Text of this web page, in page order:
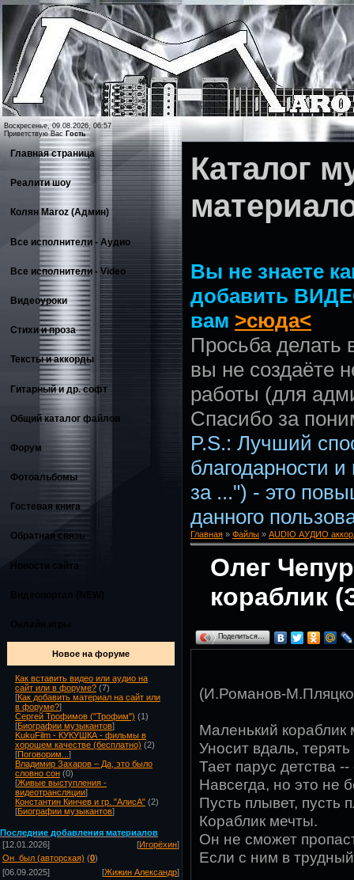
Воскресенье, 09.08.2026, 06:57
Приветствую Вас Гость
Главная страница
Реалити шоу
Колян Maroz (Админ)
Все исполнители - Аудио
Все исполнители - Video
Видеоуроки
Стихи и проза
Тексты и аккорды
Гитарный и др. софт
Общий каталог файлов
Форум
Фотоальбомы
Гостевая книга
Обратная связь
Новости сайта
Новое на форуме
Как вставить видео или аудио на
сайт или в форуме? (7)
[Как добавить материал на сайт или
в форуме?]
Сергей Трофимов ("Трофим") (1)
[Биографии музыкантов]
KukuFilm - КУКУШКА - фильмы в
хорошем качестве (бесплатно) (2)
[Поговорим... ]
Владимир Захаров – Да, это было
словно сон (0)
[Живые выступления -
видеотрансляции]
Константин Кинчев и гр. "АлисА" (2)
[Биографии музыкантов]
Последние добавления материалов
[12.01.2026]
[Игорёхин]
Он_был (авторская) (0)
[06.09.2025]
[Жижин Александр]
Каталог
Вы не знаете
добавить
вам >сюда<
Просьба делать
вы не создаёте
работы (для
Спасибо за
P.S.: Лучший
благодарности
за ...") - это
данного
Главная » Файлы » AUDIO АУДИО
Олег
кораблик
Поделиться…
(И.Романов-
Маленький
Уносит вдаль,
Тает парус детства
Навсегда, но это не
Пусть плывет, пусть
Кораблик мечты.
Он не сможет
Если с ним в